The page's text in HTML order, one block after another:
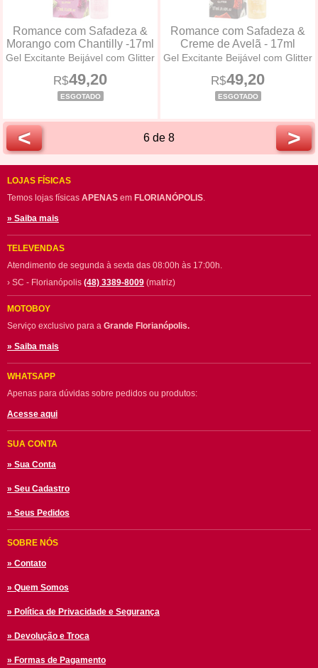
Romance com Safadeza &
Morango com Chantilly -17ml
Gel Excitante Beijável com Glitter
R$49,20
ESGOTADO
Romance com Safadeza &
Creme de Avelã - 17ml
Gel Excitante Beijável com Glitter
R$49,20
ESGOTADO
< 6 de 8 >
LOJAS FÍSICAS
Temos lojas físicas APENAS em FLORIANÓPOLIS
» Saiba mais
TELEVENDAS
Atendimento de segunda à sexta das 08:00h às 17:00h.
› SC - Florianópolis (48) 3389-8009 (matriz)
MOTOBOY
Serviço exclusivo para a Grande Florianópolis.
» Saiba mais
WHATSAPP
Apenas para dúvidas sobre pedidos ou produtos:
Acesse aqui
SUA CONTA
» Sua Conta
» Seu Cadastro
» Seus Pedidos
SOBRE NÓS
» Contato
» Quem Somos
» Política de Privacidade e Segurança
» Devolução e Troca
» Formas de Pagamento